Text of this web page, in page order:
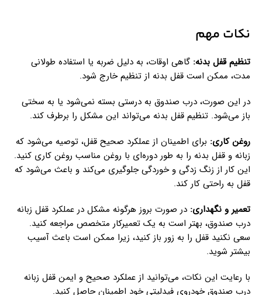
نکات مهم
تنظیم قفل بدنه: گاهی اوقات، به دلیل ضربه یا استفاده طولانی
مدت، ممکن است قفل بدنه از تنظیم خارج شود.
در این صورت، درب صندوق به درستی بسته نمی‌شود یا به سختی
باز می‌شود. تنظیم قفل بدنه می‌تواند این مشکل را برطرف کند.
روغن کاری: برای اطمینان از عملکرد صحیح قفل، توصیه می‌شود که
زبانه و قفل بدنه را به طور دوره‌ای با روغن مناسب روغن کاری کنید.
این کار از زنگ زدگی و خوردگی جلوگیری می‌کند و باعث می‌شود که
قفل به راحتی کار کند.
تعمیر و نگهداری: در صورت بروز هرگونه مشکل در عملکرد قفل زبانه
درب صندوق، بهتر است به یک تعمیرکار متخصص مراجعه کنید.
سعی نکنید قفل را به زور باز کنید، زیرا ممکن است باعث آسیب
بیشتر شوید.
با رعایت این نکات، می‌توانید از عملکرد صحیح و ایمن قفل زبانه
درب صندوق خودروی فیدلیتی خود اطمینان حاصل کنید.